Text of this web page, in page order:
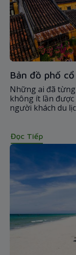
Bản đồ phố
Những ai đã từng
không ít lần
người khách du
Hội An trong từng
bạn ở đây đang
Đọc Tiếp